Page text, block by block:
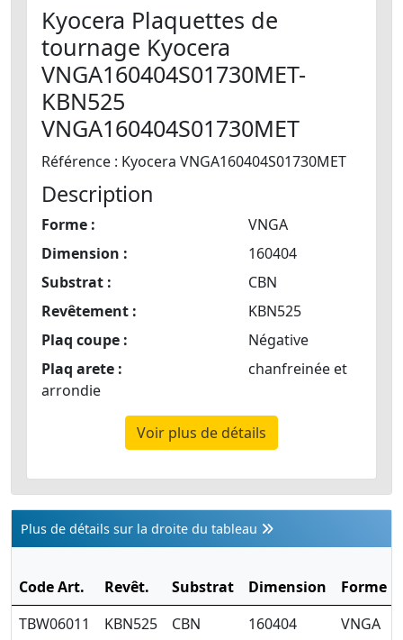
Kyocera Plaquettes de
tournage Kyocera
VNGA160404S01730MET-
KBN525
VNGA160404S01730MET
Référence : Kyocera VNGA160404S01730MET
Description
Forme :
VNGA
Dimension :
160404
Substrat :
CBN
Revêtement :
KBN525
Plaq coupe :
Négative
Plaq arete :
chanfreinée et
arrondie
Voir plus de détails
Plus de détails sur la droite du tableau
Code Art. Revêt. Substrat Dimension Forme
TBW06011
KBN525 CBN 160404 VNGA